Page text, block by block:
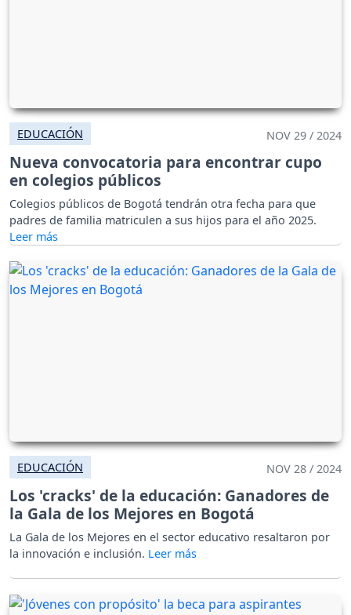
EDUCACIÓN NOV 29 / 2024
Nueva convocatoria para encontrar cupo
en colegios públicos
Colegios públicos de Bogotá tendrán otra fecha para que
padres de familia matriculen a sus hijos para el año 2025.
EDUCACIÓN NOV 28 / 2024
Los 'cracks' de la educación: Ganadores de
la Gala de los Mejores en Bogotá
La Gala de los Mejores en el sector educativo resaltaron por
la innovación e inclusión.